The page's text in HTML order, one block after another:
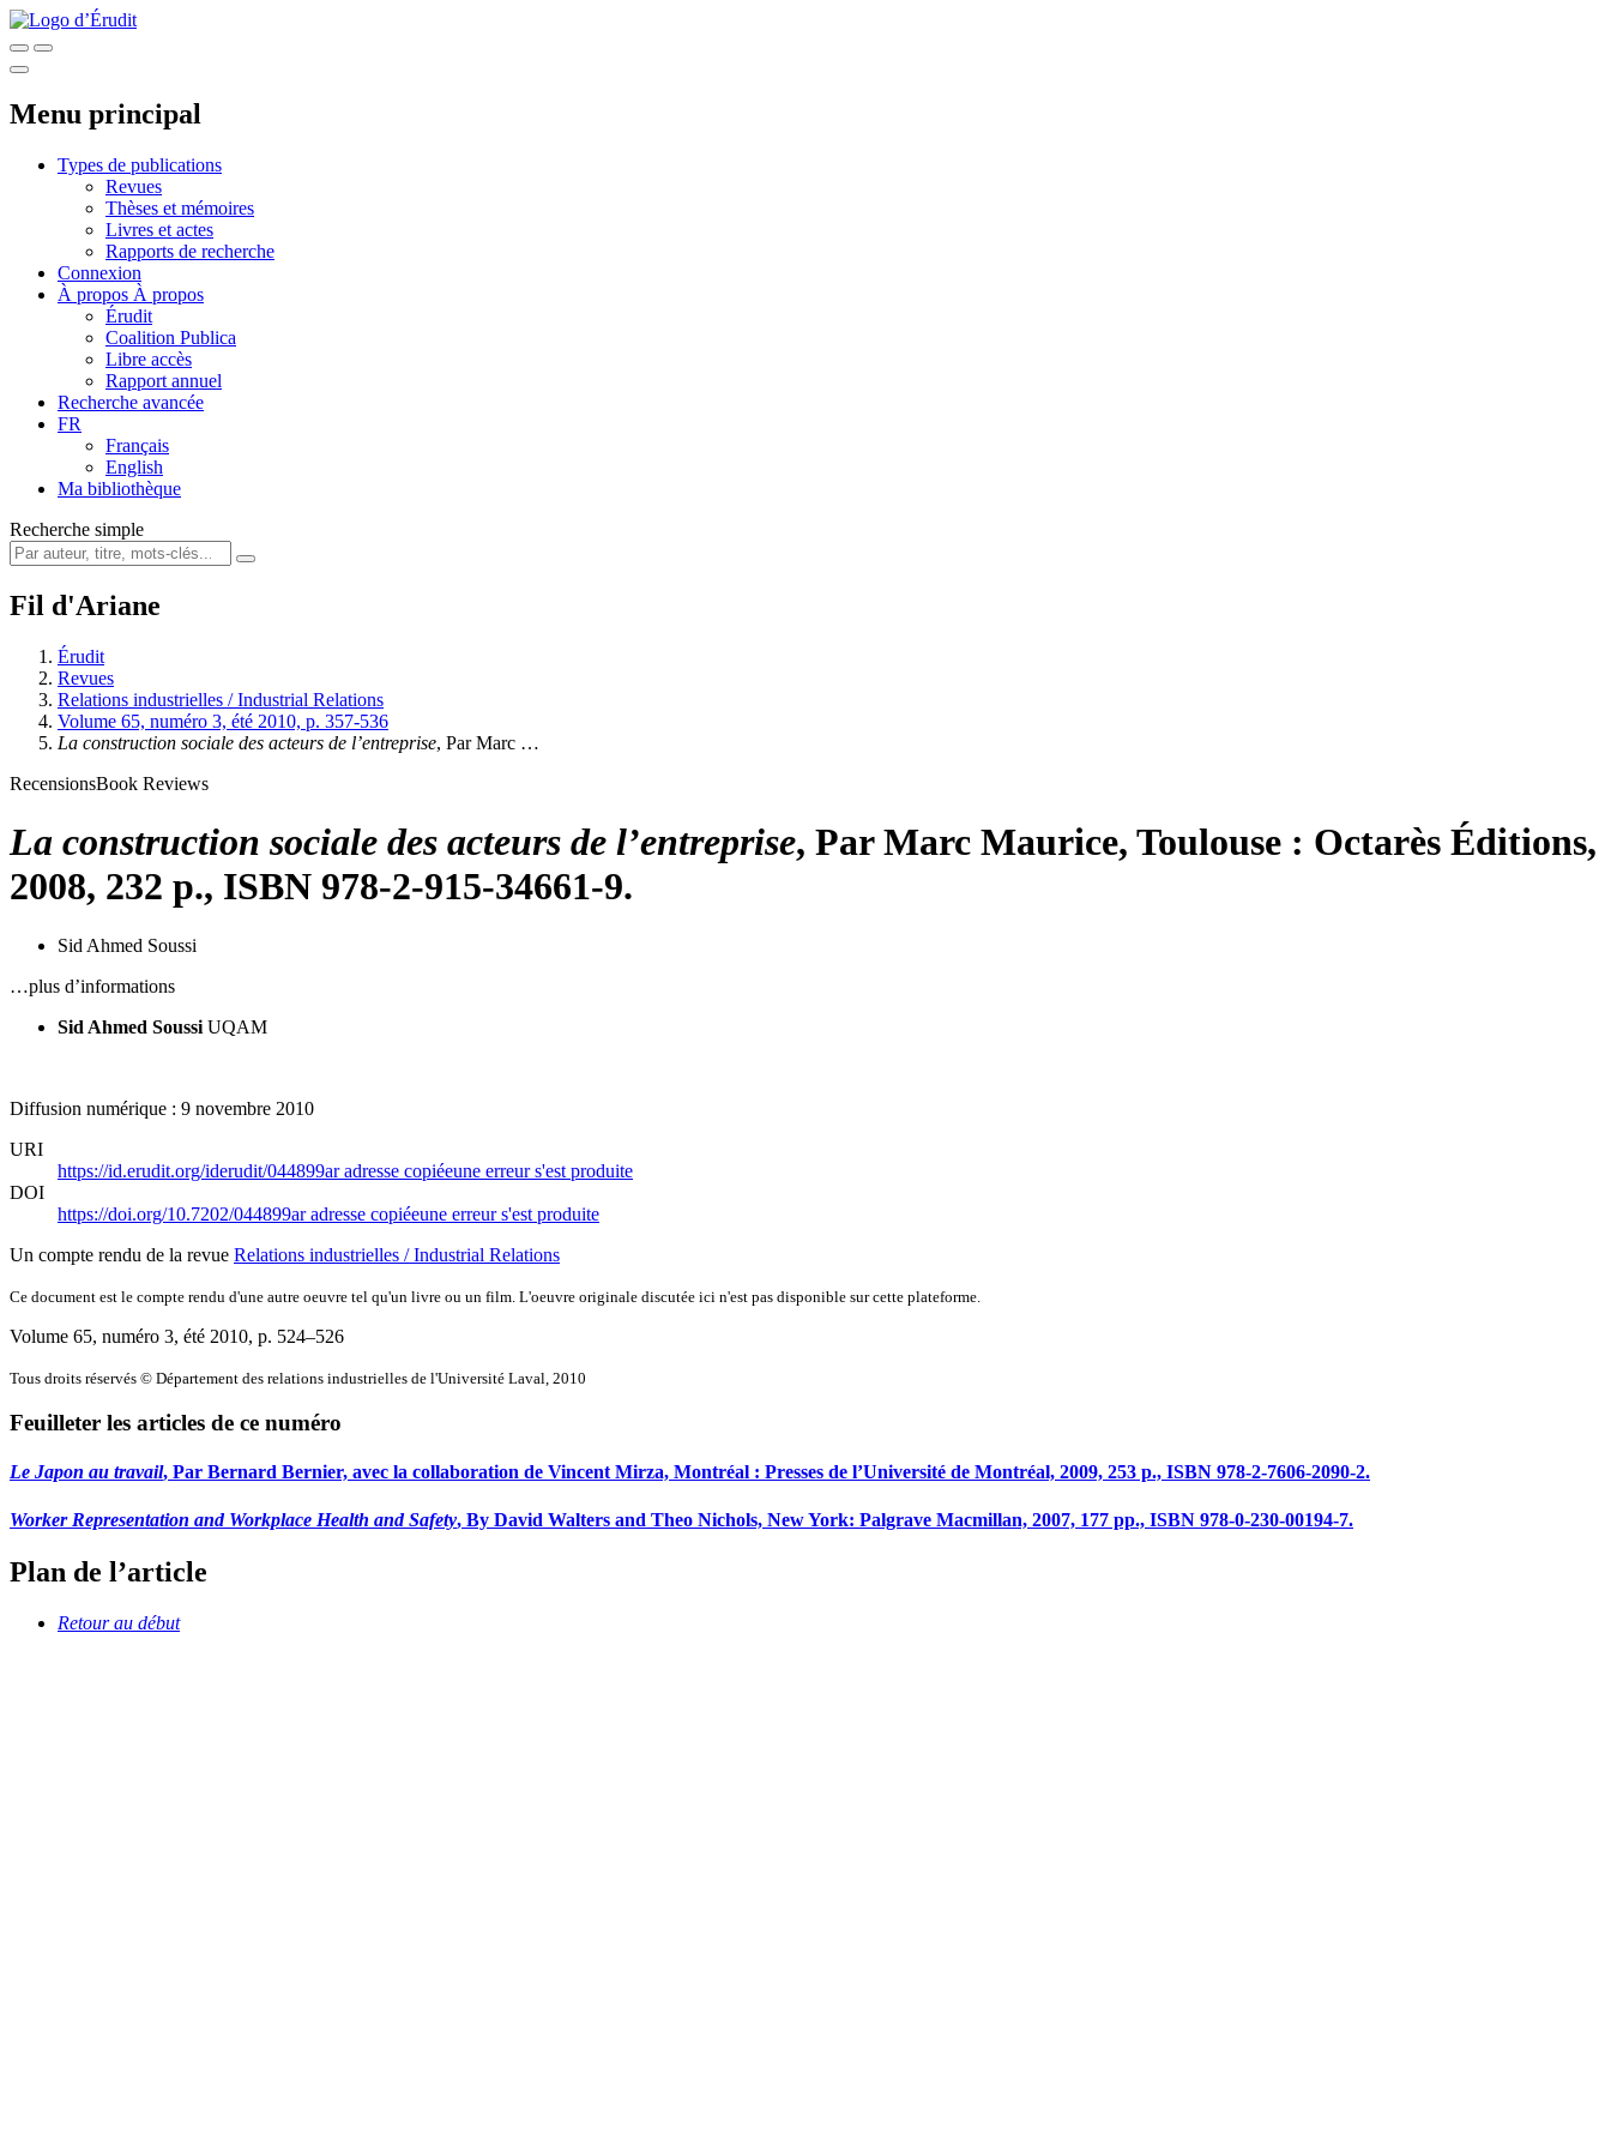
Menu principal
Types de publications
Revues
Thèses et mémoires
Livres et actes
Rapports de recherche
Connexion
À propos À propos
Érudit
Coalition Publica
Libre accès
Rapport annuel
Recherche avancée
FR
Français
English
Ma bibliothèque
Recherche simple
Fil d'Ariane
Érudit
Revues
Relations industrielles / Industrial Relations
Volume 65, numéro 3, été 2010, p. 357-536
La construction sociale des acteurs de l’entreprise, Par Marc …
RecensionsBook Reviews
La construction sociale des acteurs de l’entreprise, Par Marc Maurice, Toulouse : Octarès Éditions,
2008, 232 p., ISBN 978-2-915-34661-9.
Sid Ahmed Soussi
…plus d’informations
Sid Ahmed Soussi UQAM
Diffusion numérique : 9 novembre 2010
URI
https://id.erudit.org/iderudit/044899aradresse copiéeune erreur s'est produite
DOI
https://doi.org/10.7202/044899aradresse copiéeune erreur s'est produite
Un compte rendu de la revue Relations industrielles / Industrial Relations
Ce document est le compte rendu d'une autre oeuvre tel qu'un livre ou un film. L'oeuvre originale discutée ici n'est pas disponible sur cette plateforme.
Volume 65, numéro 3, été 2010, p. 524–526
Tous droits réservés © Département des relations industrielles de l'Université Laval, 2010
Feuilleter les articles de ce numéro
Le Japon au travail, Par Bernard Bernier, avec la collaboration de Vincent Mirza, Montréal : Presses de l’Université de Montréal, 2009, 253 p., ISBN 978-2-7606-2090-2.
Worker Representation and Workplace Health and Safety, By David Walters and Theo Nichols, New York: Palgrave Macmillan, 2007, 177 pp., ISBN 978-0-230-00194-7.
Plan de l’article
Retour au début